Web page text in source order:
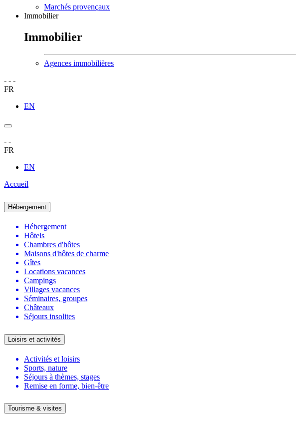
Marchés provençaux
Immobilier
Immobilier
Agences immobilières
- - -
FR
EN
- -
FR
EN
Accueil
Hébergement
Hébergement
Hôtels
Chambres d'hôtes
Maisons d'hôtes de charme
Gîtes
Locations vacances
Campings
Villages vacances
Séminaires, groupes
Châteaux
Séjours insolites
Loisirs et activités
Activités et loisirs
Sports, nature
Séjours à thèmes, stages
Remise en forme, bien-être
Tourisme & visites